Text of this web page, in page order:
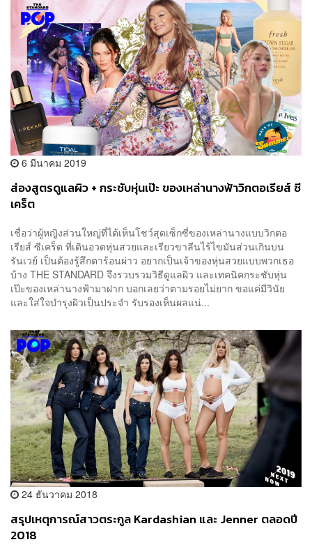
6 มีนาคม 2019
ส่องสูตรดูแลผิว + กระชับหุ่นเป๊ะ ของเหล่านางฟ้าวิกตอเรียส์ ซี
เคร็ต
เชื่อว่าผู้หญิงส่วนใหญ่ที่ได้เห็นโชว์สุดเซ็กซี่ของเหล่านางแบบวิกตอ
เรียส์ ซีเคร็ต ที่เดินอวดหุ่นสวยและเรียวขาลีนไร้ไขมันส่วนเกินบน
รันเวย์ เป็นต้องรู้สึกตาร้อนผ่าว อยากเป็นเจ้าของหุ่นสวยแบบพวกเธอ
บ้าง THE STANDARD จึงรวบรวมวิธีดูแลผิว และเทคนิคกระชับหุ่น
เป๊ะของเหล่านางฟ้ามาฝาก บอกเลยว่าตามรอยไม่ยาก ขอแค่มีวินัย
และใส่ใจบำรุงผิวเป็นประจำ รับรองเห็นผลแน่...
24 ธันวาคม 2018
สรุปเหตุการณ์สาวตระกูล Kardashian และ Jenner ตลอดปี
2018